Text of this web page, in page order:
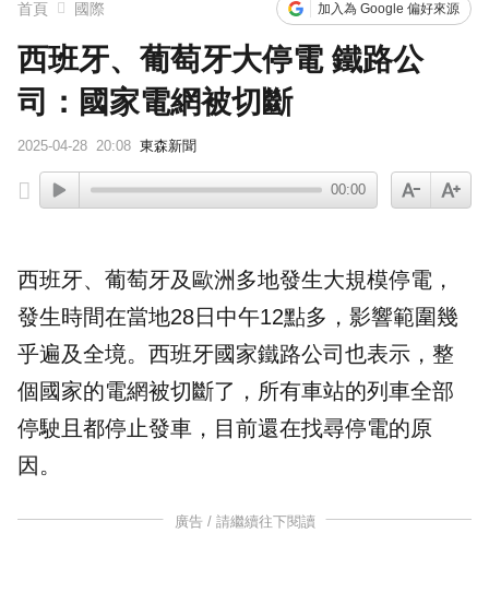
首頁 國際 加入為 Google 偏好來源
西班牙、葡萄牙大停電 鐵路公
司：國家電網被切斷
2025-04-28 20:08 東森新聞
00:00
西班牙、葡萄牙及歐洲多地發生大規模停電，
發生時間在當地28日中午12點多，影響範圍幾
乎遍及全境。西班牙國家鐵路公司也表示，整
個國家的電網被切斷了，所有車站的列車全部
停駛且都停止發車，目前還在找尋停電的原
因。
廣告 / 請繼續往下閱讀